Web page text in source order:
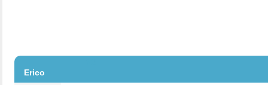
Erico